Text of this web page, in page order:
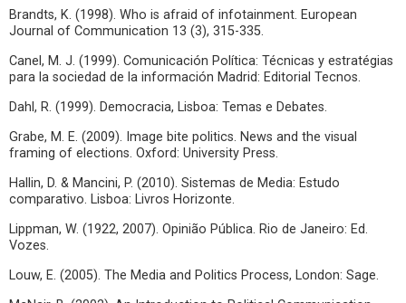
Brandts, K. (1998). Who is afraid of infotainment. European
Journal of Communication 13 (3), 315-335.
Canel, M. J. (1999). Comunicación Política: Técnicas y estratégias
para la sociedad de la información Madrid: Editorial Tecnos.
Dahl, R. (1999). Democracia, Lisboa: Temas e Debates.
Grabe, M. E. (2009). Image bite politics. News and the visual
framing of elections. Oxford: University Press.
Hallin, D. & Mancini, P. (2010). Sistemas de Media: Estudo
comparativo. Lisboa: Livros Horizonte.
Lippman, W. (1922, 2007). Opinião Pública. Rio de Janeiro: Ed.
Vozes.
Louw, E. (2005). The Media and Politics Process, London: Sage.